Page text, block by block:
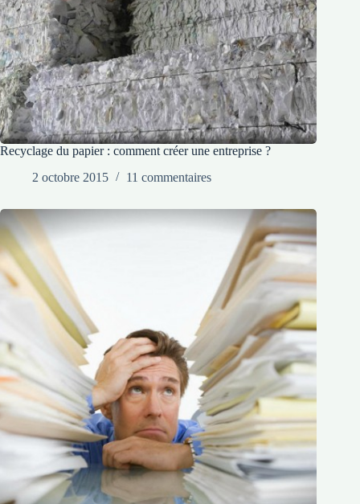
Recyclage du papier : comment créer une entreprise ?
2 octobre 2015
11 commentaires